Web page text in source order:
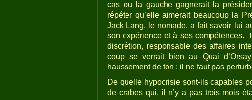
cas ou la gauche gagnerait la
répéter qu’elle aimerait beaucoup la
Jack Lang, le nomade, a fait savoir lui
son expérience et à ses compétences.
discrétion, responsable des affaires
coup se verrait bien au Quai
haussement de ton : il ne faut pas
De quelle hypocrisie sont-ils capables
de crabes qui, il n’y a pas trois mois